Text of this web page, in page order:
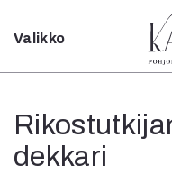
Sulje
Valikko
dekkari